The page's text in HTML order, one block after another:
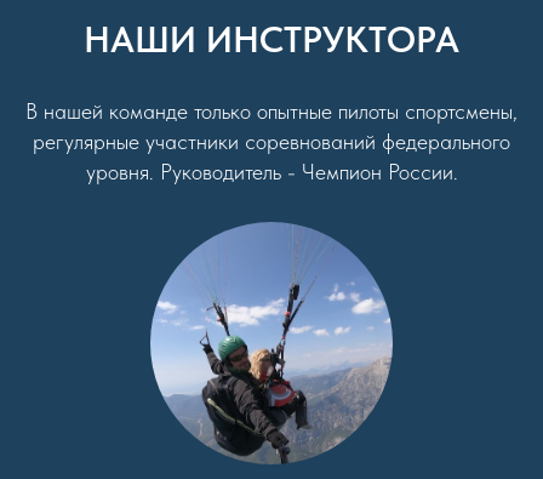
НАШИ ИНСТРУКТОРА
В нашей команде только опытные пилоты спортсмены,
регулярные участники соревнований федерального
уровня. Руководитель - Чемпион России.